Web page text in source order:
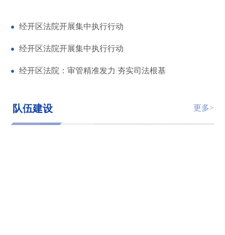
经开区法院开展集中执行行动
经开区法院开展集中执行行动
经开区法院：审管精准发力 夯实司法根基
队伍建设 更多>